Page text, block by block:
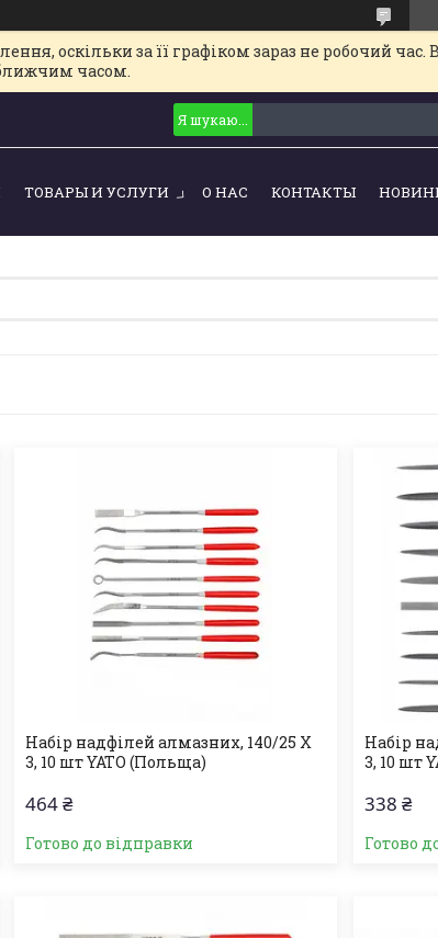
оскільки за її графіком зараз не робочий час.
часом.
ТОВАРЫ И УСЛУГИ О НАС КОНТАКТЫ
Набір надфілей алмазних, 140/25 Х
3, 10 шт YATO (Польща)
464 ₴
Готово до відправки
Набір
3, 10 шт
338 ₴
Готово